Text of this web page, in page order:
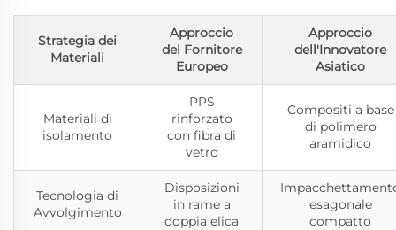
Strategia dei
Materiali
Approccio
del Fornitore
Europeo
Approccio
dell'Innovatore
Asiatico
Materiali di
isolamento
PPS
rinforzato
con fibra di
vetro
Compositi a base
di polimero
aramidico
Tecnologia di
Avvolgimento
Disposizioni
in rame a
doppia elica
esagonale
compatto